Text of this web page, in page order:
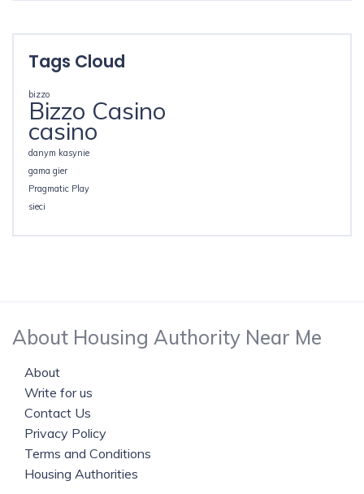
Tags Cloud
bizzo
Bizzo Casino
casino
danym kasynie
gama gier
Pragmatic Play
sieci
About Housing Authority Near Me
About
Write for us
Contact Us
Privacy Policy
Terms and Conditions
Housing Authorities